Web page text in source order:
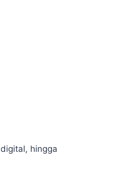
hingga